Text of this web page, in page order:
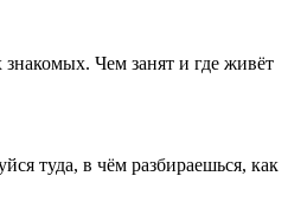
Чем занят и где живёт
туда, в чём разбираешься, как